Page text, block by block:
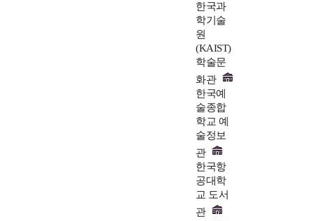
한국과
학기술
원
(KAIST)
학술문
화관
한국예
술종합
학교 예
술정보
관
한국항
공대학
교 도서
관